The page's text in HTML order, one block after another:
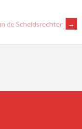
de Scheidsrechter →